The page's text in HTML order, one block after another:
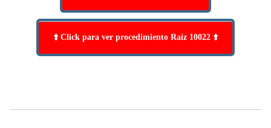
⬆️ Click para ver procedimiento Raíz 10022 ⬆️